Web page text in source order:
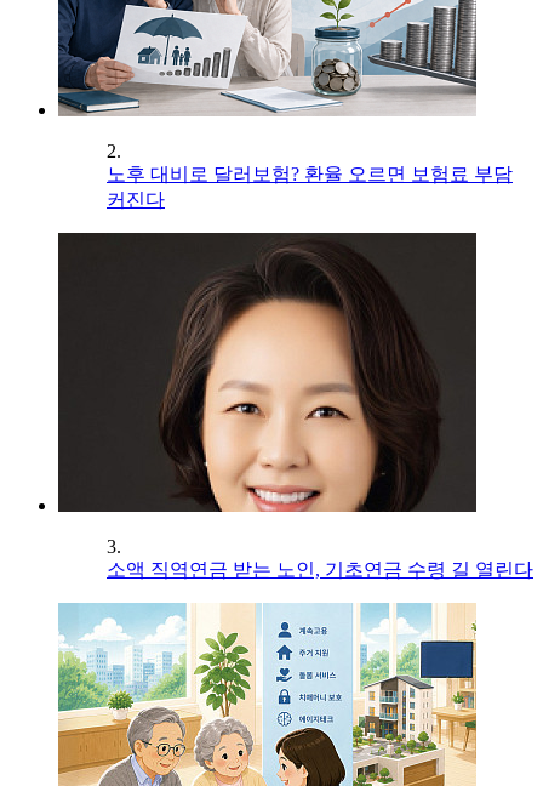
2.
노후 대비로 달러보험? 환율 오르면 보험료 부담
커진다
3.
소액 직역연금 받는 노인, 기초연금 수령 길 열린다